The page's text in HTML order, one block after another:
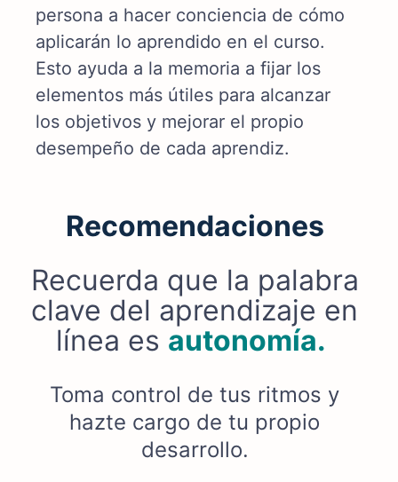
persona a hacer conciencia de cómo
aplicarán lo aprendido en el curso.
Esto ayuda a la memoria a fijar los
elementos más útiles para alcanzar
los objetivos y mejorar el propio
desempeño de cada aprendiz.
Recomendaciones
Recuerda que la palabra
clave del aprendizaje en
línea es autonomía.
Toma control de tus ritmos y
hazte cargo de tu propio
desarrollo.